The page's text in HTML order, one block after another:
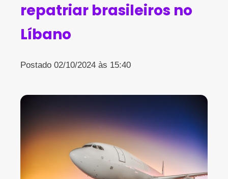
repatriar brasileiros no
Líbano
Postado 02/10/2024 às 15:40